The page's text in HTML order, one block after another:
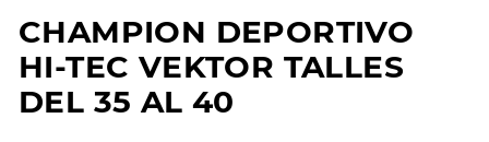
CHAMPION DEPORTIVO
HI-TEC VEKTOR TALLES
DEL 35 AL 40
3.
skechers slip-ins